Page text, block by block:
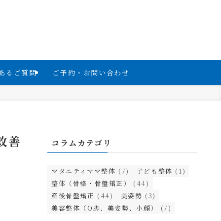
るご質問 ご予約・お問い合わせ
善
コラムカテゴリ
マタニティママ整体 (7) 子ども整体 (1)
整体（骨格・骨盤矯正）
(44)
産後骨盤矯正 (44) 美姿勢 (3)
美容整体（O脚、美姿勢、小顔）
(7)